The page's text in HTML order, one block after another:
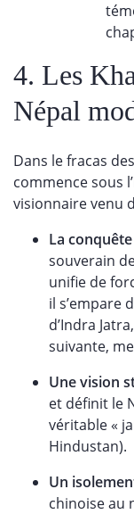
4. Les
Népal
Dans le fracas
commence sous
visionnaire venu
La conquête
souverain
unifie de
il s’empare
d’Indra
suivante,
Une vision
et définit le
véritable «
Hindustan).
Un
chinoise au